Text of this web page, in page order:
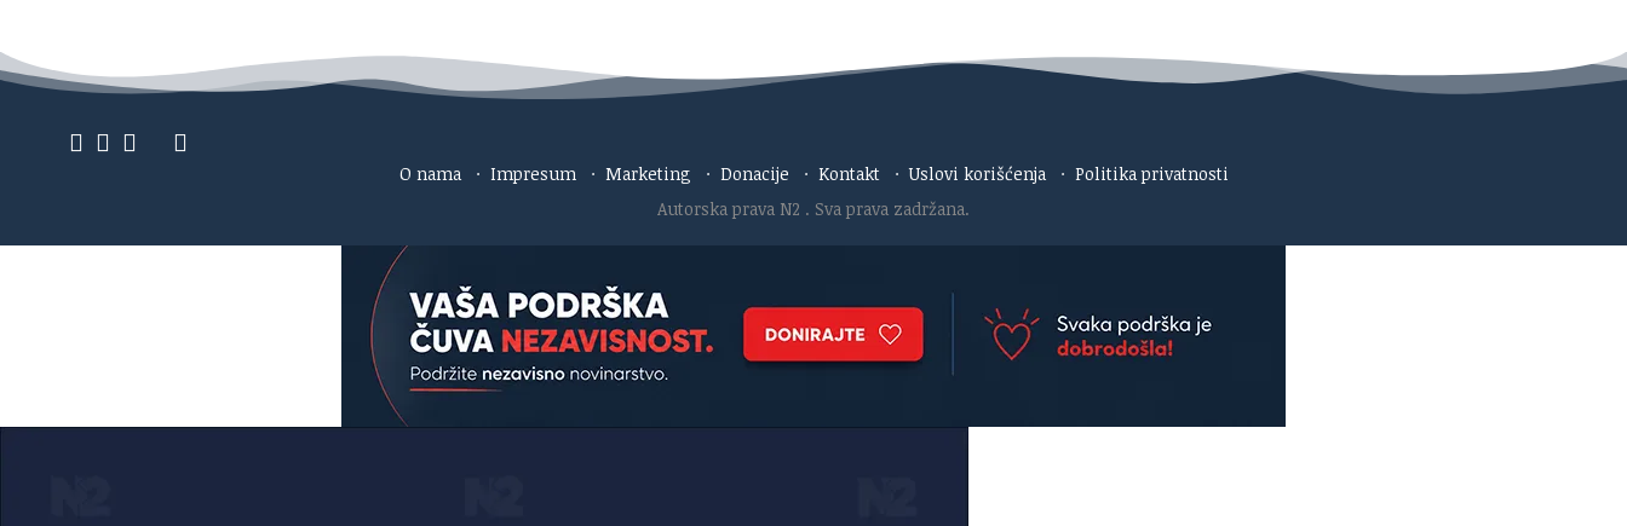
O nama · Impresum · Marketing · Donacije · Kontakt · Uslovi korišćenja · Politika privatnosti
Autorska prava N2 . Sva prava zadržana.